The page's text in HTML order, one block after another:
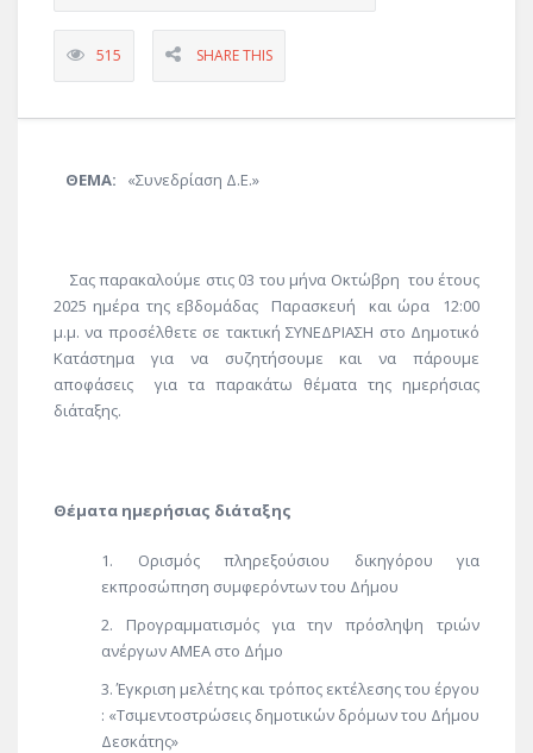
515 SHARE THIS
ΘΕΜΑ: «Συνεδρίαση Δ.Ε.»
Σας παρακαλούμε στις 03 του μήνα Οκτώβρη του έτους
2025 ημέρα της εβδομάδας Παρασκευή και ώρα 12:00
μ.μ. να προσέλθετε σε τακτική ΣΥΝΕΔΡΙΑΣΗ στο Δημοτικό
Κατάστημα για να συζητήσουμε και να πάρουμε
αποφάσεις για τα παρακάτω θέματα της ημερήσιας
διάταξης.
Θέματα ημερήσιας διάταξης
Ορισμός πληρεξούσιου δικηγόρου για
εκπροσώπηση συμφερόντων του Δήμου
Προγραμματισμός για την πρόσληψη τριών
ανέργων ΑΜΕΑ στο Δήμο
Έγκριση μελέτης και τρόπος εκτέλεσης του έργου
: «Τσιμεντοστρώσεις δημοτικών δρόμων του Δήμου
Δεσκάτης»